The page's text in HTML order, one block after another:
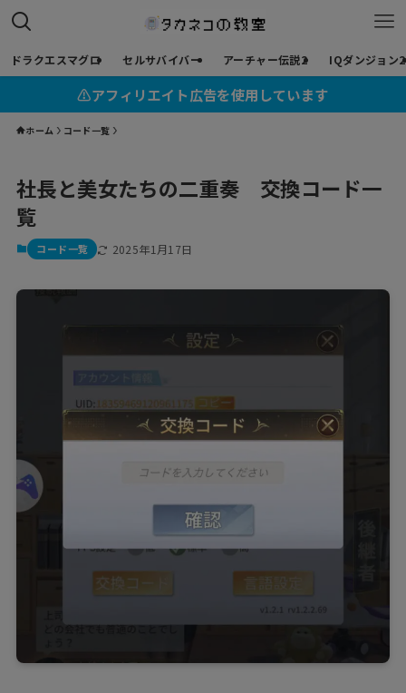
ドラクエスマグロ セルサバイバー アーチャー伝説2 IQダンジョン2
⚠︎アフィリエイト広告を使用しています
ホーム コード一覧
社長と美女たちの二重奏 交換コード一
覧
コード一覧 2025年1月17日